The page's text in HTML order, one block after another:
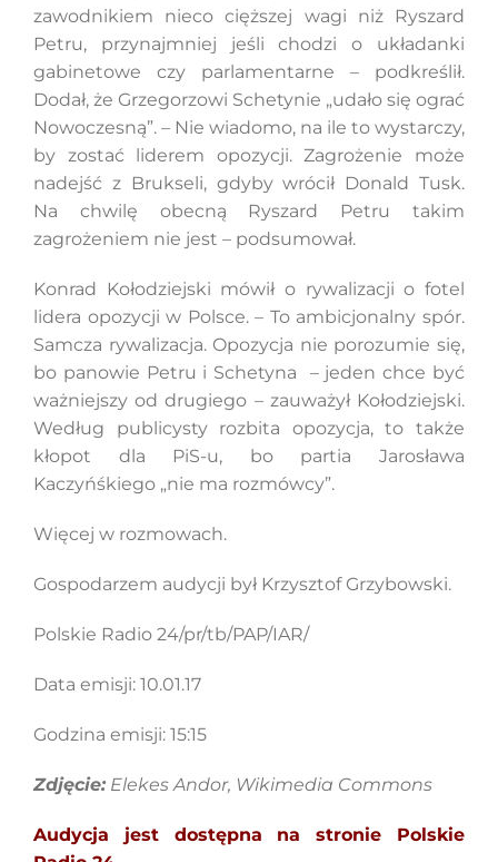
zawodnikiem nieco cięższej wagi niż Ryszard
Petru, przynajmniej jeśli chodzi o układanki
gabinetowe czy parlamentarne – podkreślił.
Dodał, że Grzegorzowi Schetynie „udało się ograć
Nowoczesną”. – Nie wiadomo, na ile to wystarczy,
by zostać liderem opozycji. Zagrożenie może
nadejść z Brukseli, gdyby wrócił Donald Tusk.
Na chwilę obecną Ryszard Petru takim
zagrożeniem nie jest – podsumował.
Konrad Kołodziejski mówił o rywalizacji o fotel
lidera opozycji w Polsce. – To ambicjonalny spór.
Samcza rywalizacja. Opozycja nie porozumie się,
bo panowie Petru i Schetyna – jeden chce być
ważniejszy od drugiego – zauważył Kołodziejski.
Według publicysty rozbita opozycja, to także
kłopot dla PiS-u, bo partia Jarosława
Kaczyńśkiego „nie ma rozmówcy”.
Więcej w rozmowach.
Gospodarzem audycji był Krzysztof Grzybowski.
Polskie Radio 24/pr/tb/PAP/IAR/
Data emisji: 10.01.17
Godzina emisji: 15:15
Zdjęcie:Elekes Andor, Wikimedia Commons
Audycja jest dostępna na stronie Polskie